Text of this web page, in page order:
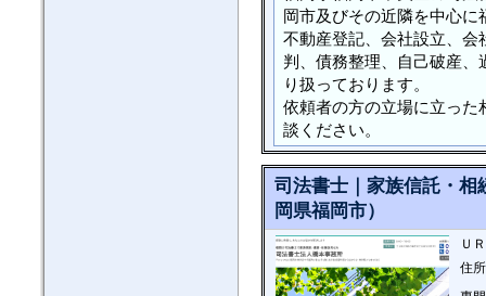
岡市及びその近隣を中心
不動産登記、会社設立、会
判、債務整理、自己破産
り扱っております。
依頼者の方の立場に立った
談ください。
司法書士｜家族信託・相
岡県福岡市）
Ｕ
住所